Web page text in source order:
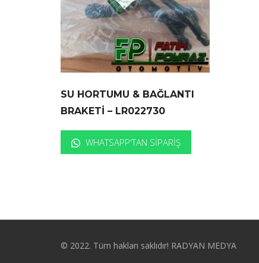
SU HORTUMU & BAĞLANTI
BRAKETİ – LR022730
WHATSAPP'TAN SIPARIŞ
© 2022. Tüm hakları saklıdır! RADYAN MEDYA